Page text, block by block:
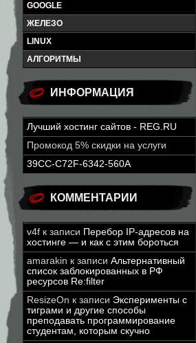
GOOGLE
ЖЕЛЕЗО
LINUX
АЛГОРИТМЫ
ИНФОРМАЦИЯ
Лучший хостинг сайтов - REG.RU
Промокод 5% скидки на услуги
39CC-C72F-6342-560A
КОММЕНТАРИИ
v4f к записи Перебор IP-адресов на
хостинге — и как с этим бороться
amarakin к записи Альтернативный
список заблокированных в РФ
ресурсов Re:filter
ResizeOn к записи Эксперименты с
тиграми и другие способы
преподавать программирование
студентам, которым скучно